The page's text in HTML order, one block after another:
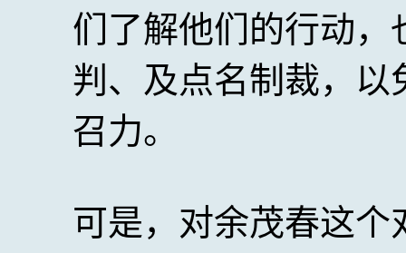
们了解他们的行动
判、及点名制裁，
召力。
可是，对余茂春这